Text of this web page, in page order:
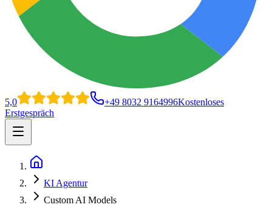
5,0 +49 8032 9164996Kostenloses
Erstgespräch
Open main menu
KI Agentur
Custom AI Models